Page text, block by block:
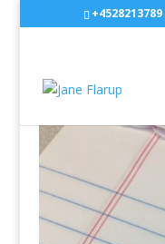
+4528213789